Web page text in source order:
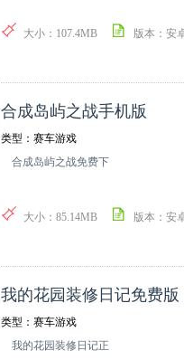
大小：107.4MB 版本：安
合成岛屿之战手机版
类型：赛车游戏
合成岛屿之战免费下
大小：85.14MB 版本：安
我的花园装修日记免费版
类型：赛车游戏
我的花园装修日记正